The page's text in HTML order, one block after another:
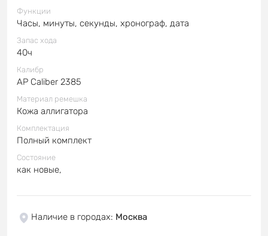
Функции
Часы, минуты, секунды, хронограф, дата
Запас хода
40ч
Калибр
AP Caliber 2385
Материал ремешка
Кожа аллигатора
Комплектация
Полный комплект
Состояние
как новые,
Наличие в городах: Москва